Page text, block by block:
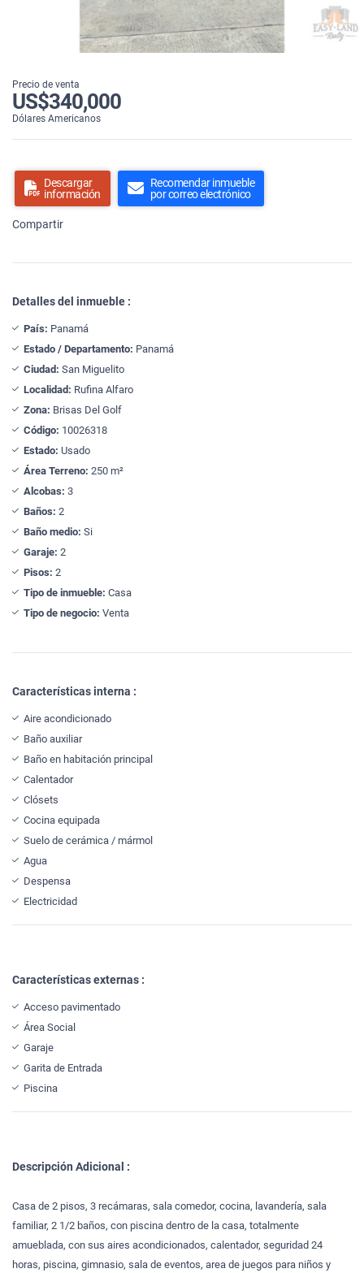
Precio de venta
US$340,000
Dólares Americanos
Descargar
información
Recomendar inmueble
por correo electrónico
Compartir
Detalles del inmueble :
País: Panamá
Estado / Departamento: Panamá
Ciudad: San Miguelito
Localidad: Rufina Alfaro
Zona: Brisas Del Golf
Código: 10026318
Estado: Usado
Área Terreno: 250 m²
Alcobas: 3
Baños: 2
Baño medio: Si
Garaje: 2
Pisos: 2
Tipo de inmueble: Casa
Tipo de negocio: Venta
Características interna :
Aire acondicionado
Baño auxiliar
Baño en habitación principal
Calentador
Clósets
Cocina equipada
Suelo de cerámica / mármol
Agua
Despensa
Electricidad
Características externas :
Acceso pavimentado
Área Social
Garaje
Garita de Entrada
Piscina
Descripción Adicional :
Casa de 2 pisos, 3 recámaras, sala comedor, cocina, lavandería, sala
familiar, 2 1/2 baños, con piscina dentro de la casa, totalmente
amueblada, con sus aires acondicionados, calentador, seguridad 24
horas, piscina, gimnasio, sala de eventos, area de juegos para niños y